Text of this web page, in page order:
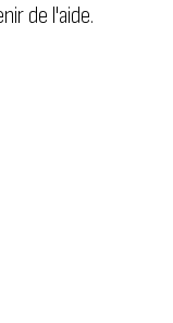
de l'aide.